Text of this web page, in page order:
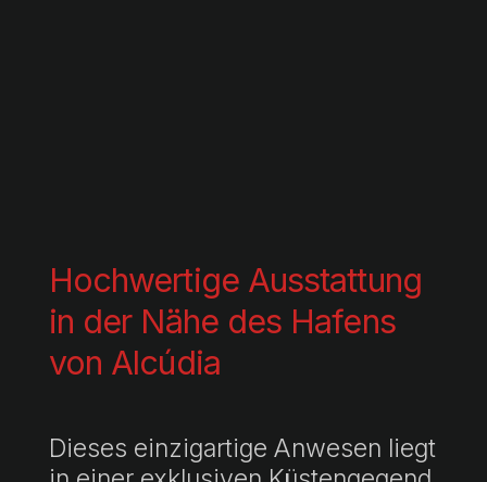
Hochwertige Ausstattung
in der Nähe des Hafens
von Alcúdia
Dieses einzigartige Anwesen liegt